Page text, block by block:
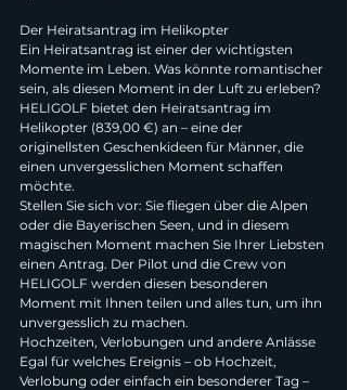
Der Heiratsantrag im Helikopter
Ein Heiratsantrag ist einer der wichtigsten
Momente im Leben. Was könnte romantischer
sein, als diesen Moment in der Luft zu erleben?
HELIGOLF bietet den Heiratsantrag im
Helikopter (839,00 €) an – eine der
originellsten Geschenkideen für Männer, die
einen unvergesslichen Moment schaffen
möchte.
Stellen Sie sich vor: Sie fliegen über die Alpen
oder die Bayerischen Seen, und in diesem
magischen Moment machen Sie Ihrer Liebsten
einen Antrag. Der Pilot und die Crew von
HELIGOLF werden diesen besonderen
Moment mit Ihnen teilen und alles tun, um ihn
unvergesslich zu machen.
Hochzeiten, Verlobungen und andere Anlässe
Egal für welches Ereignis – ob Hochzeit,
Verlobung oder einfach ein besonderer Tag –